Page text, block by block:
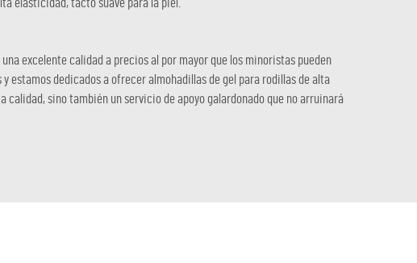
elasticidad, tacto suave para la piel.
excelente calidad a precios al por mayor que los minoristas pueden
estamos dedicados a ofrecer almohadillas de gel para rodillas de alta
calidad, sino también un servicio de apoyo galardonado que no arruinará